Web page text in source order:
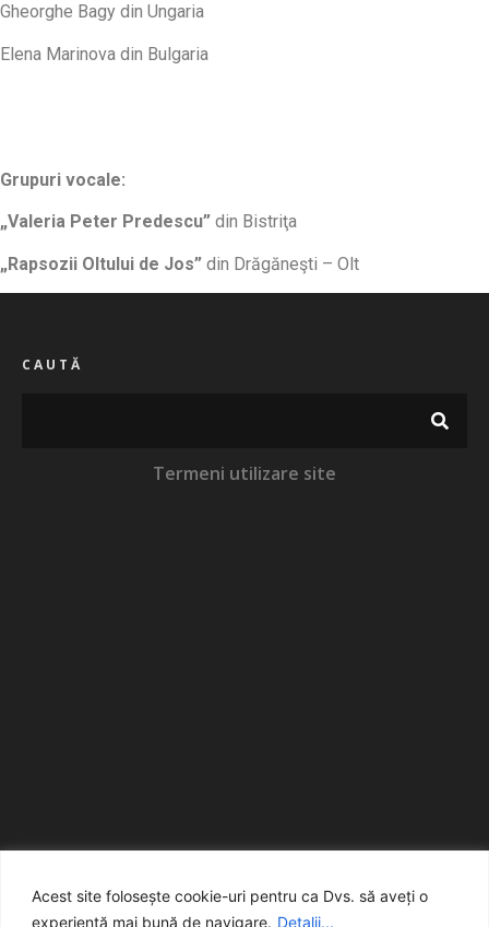
Acest site folosește cookie-uri pentru ca Dvs. să aveți o
experiență mai bună de navigare. Detalii...
Gheorghe Bagy din Ungaria
Elena Marinova din Bulgaria
Grupuri vocale:
„Valeria Peter Predescu” din Bistriţa
„Rapsozii Oltului de Jos” din Drăgăneşti – Olt
CAUTĂ
Termeni utilizare site